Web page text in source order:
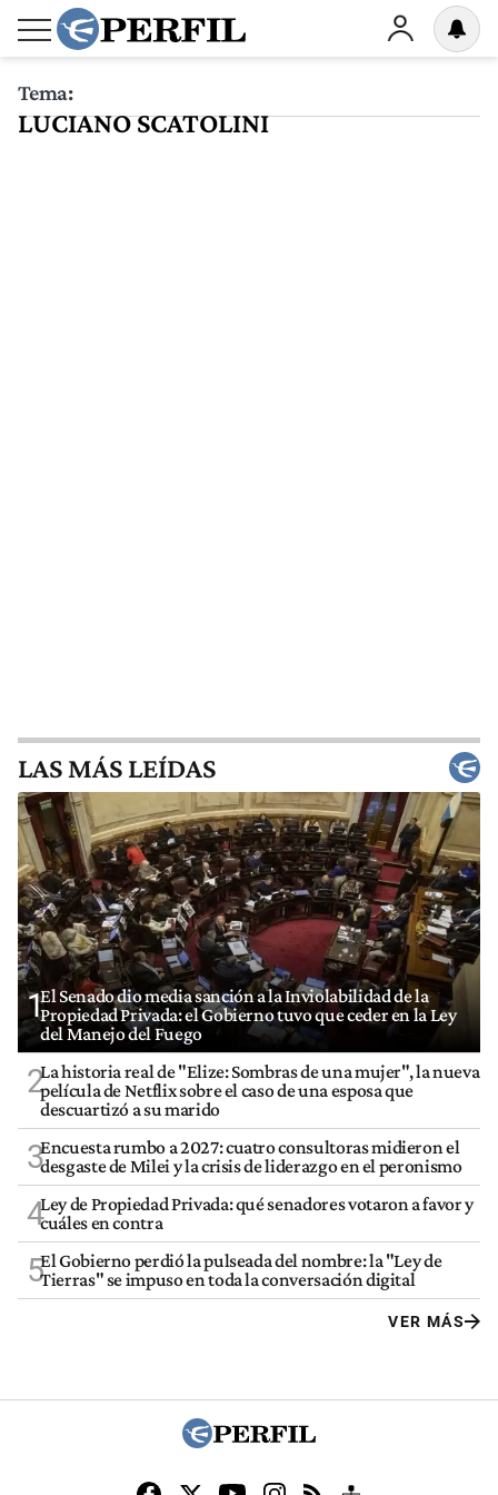
Tema:
LUCIANO SCATOLINI
LAS MÁS LEÍDAS
1El Senado dio media sanción a la Inviolabilidad de la
Propiedad Privada: el Gobierno tuvo que ceder en la Ley
del Manejo del Fuego
2La historia real de "Elize: Sombras de una mujer", la nueva
película de Netflix sobre el caso de una esposa que
descuartizó a su marido
3Encuesta rumbo a 2027: cuatro consultoras midieron el
desgaste de Milei y la crisis de liderazgo en el peronismo
4Ley de Propiedad Privada: qué senadores votaron a favor y
cuáles en contra
5El Gobierno perdió la pulseada del nombre: la "Ley de
Tierras" se impuso en toda la conversación digital
VER MÁS